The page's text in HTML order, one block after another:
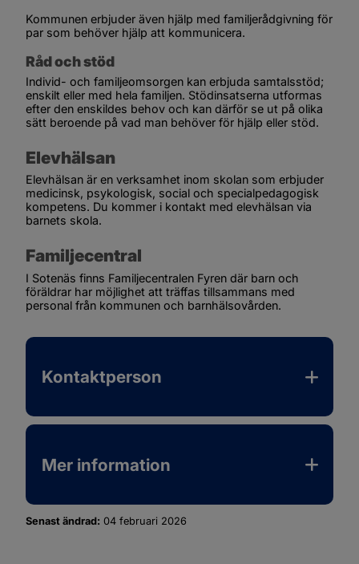
Kommunen erbjuder även hjälp med familjerådgivning för
par som behöver hjälp att kommunicera.
Råd och stöd
Individ- och familjeomsorgen kan erbjuda samtalsstöd;
enskilt eller med hela familjen. Stödinsatserna utformas
efter den enskildes behov och kan därför se ut på olika
sätt beroende på vad man behöver för hjälp eller stöd.
Elevhälsan
Elevhälsan är en verksamhet inom skolan som erbjuder
medicinsk, psykologisk, social och specialpedagogisk
kompetens. Du kommer i kontakt med elevhälsan via
barnets skola.
Familjecentral
I Sotenäs finns Familjecentralen Fyren där barn och
föräldrar har möjlighet att träffas tillsammans med
personal från kommunen och barnhälsovården.
Kontaktperson
Mer information
Senast ändrad: 04 februari 2026